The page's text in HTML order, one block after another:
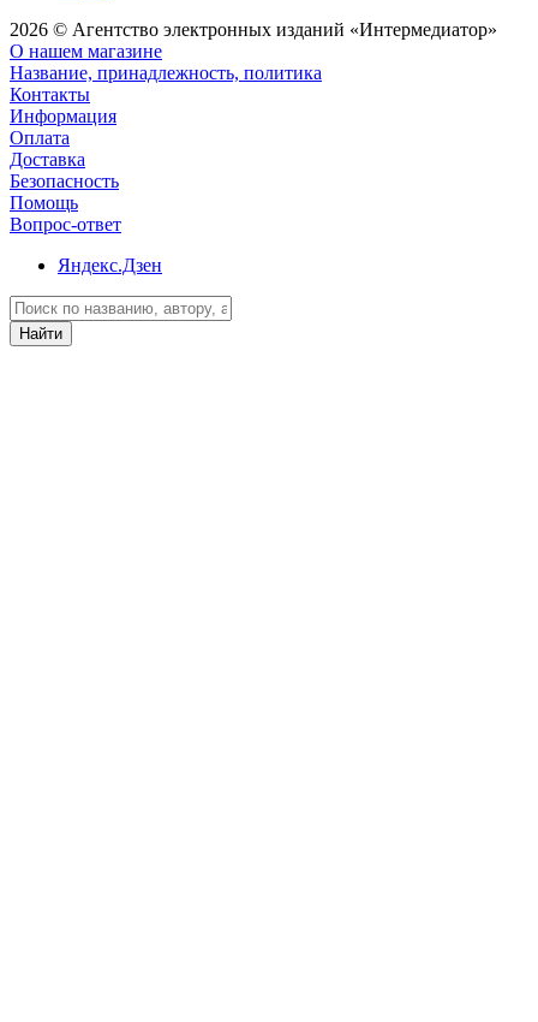
2026 © Агентство электронных изданий «Интермедиатор»
О нашем магазине
Название, принадлежность, политика
Контакты
Информация
Оплата
Доставка
Безопасность
Помощь
Вопрос-ответ
Яндекс.Дзен
Найти